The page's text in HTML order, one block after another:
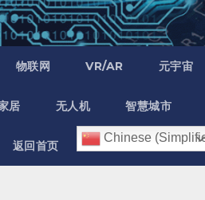
物联网 VR/AR 元宇宙
居 无人机 智慧城市
返回首页
Chinese